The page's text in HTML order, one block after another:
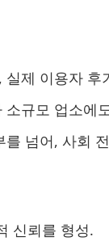
제 이용자
규모 업소에
넘어, 사회
신뢰를 형성.